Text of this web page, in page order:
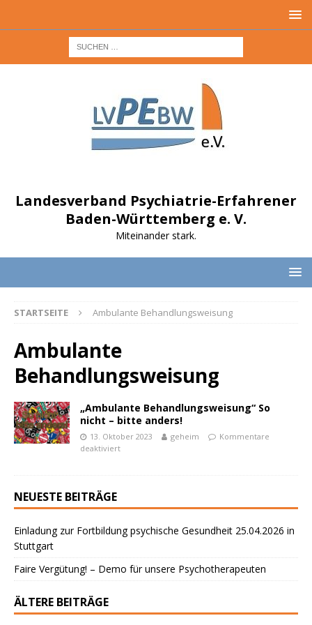
Landesverband Psychiatrie-Erfahrener
Baden-Württemberg e. V.
Miteinander stark.
STARTSEITE Ambulante Behandlungsweisung
Ambulante
Behandlungsweisung
„Ambulante Behandlungsweisung“ So
nicht – bitte anders!
13. Oktober 2023 geheim
Kommentare
deaktiviert
NEUESTE BEITRÄGE
Einladung zur Fortbildung psychische Gesundheit 25.04.2026 in
Stuttgart
Faire Vergütung! – Demo für unsere Psychotherapeuten
ÄLTERE BEITRÄGE